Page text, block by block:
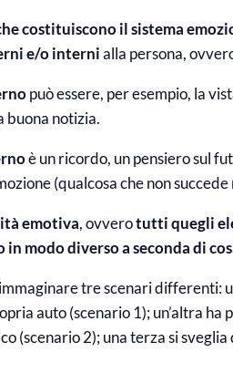
costituiscono il sistema
e/o internialla persona,
può essere, per esempio, la
buona notizia.
è un ricordo, un pensiero sul
(qualcosa che non
emotiva, ovverotutti quegli
in modo diverso a seconda di
tre scenari differenti:
auto (scenario 1); un’altra ha
(scenario 2); una terza si